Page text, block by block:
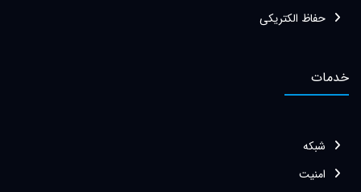
حفاظ الکتریکی
خدمات
شبکه
امنیت